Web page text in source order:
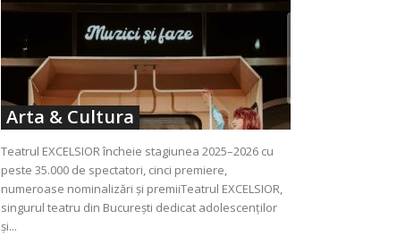
Arta & Cultura
Teatrul EXCELSIOR încheie stagiunea 2025–2026 cu
peste 35.000 de spectatori, cinci premiere,
numeroase nominalizări și premiiTeatrul EXCELSIOR,
singurul teatru din București dedicat adolescenților
și...